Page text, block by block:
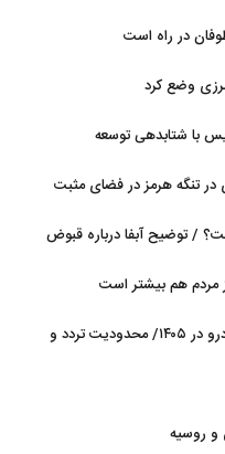
در راه است
مرزی وضع کرد
در تنگه هرمز در فضای مثبت
/ توضیح آبفا درباره قبوض
مردم هم بیشتر است
ابلاغ قوانین جدید اسقاط و واردات خودرو در ۱۴۰۵/ محدودیت تردد و
و روسیه